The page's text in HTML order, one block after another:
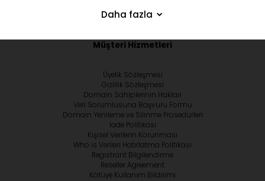
Daha fazla
Müşteri Hizmetleri
Üyelik Sözleşmesi
Gizlilik Sözleşmesi
Domain Sahiplerinin Hakları
Veri Sorumlusuna Başvuru Formu
Domain Yenileme ve Silinme Prosedürleri
İade Politikası
Kişisel Verilerin Korunması
Who is Verileri Hatırlatma Politikası
Registrant Bilgilendirme
Reseller Agreement
Kötüye Kullanım Bildirimi